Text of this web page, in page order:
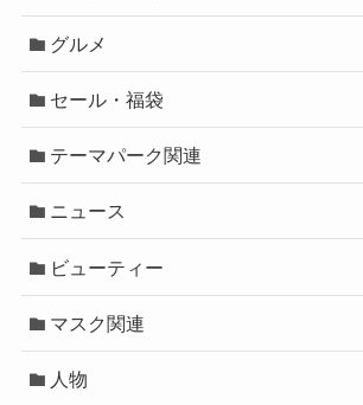
グルメ
セール・福袋
テーマパーク関連
ニュース
ビューティー
マスク関連
人物